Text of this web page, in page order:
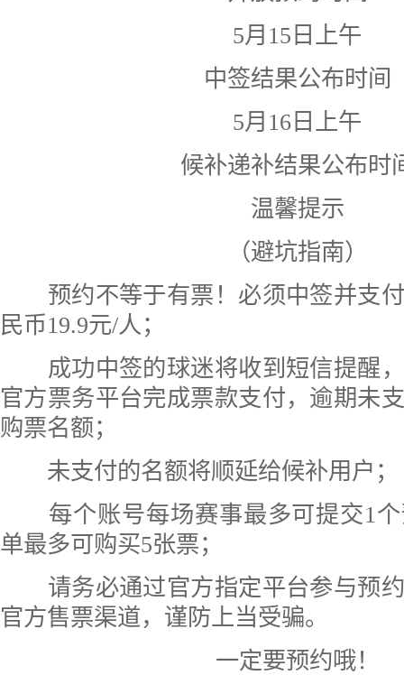
5月15日上午
中签结果公布时间
5月16日上午
候补递补结果公布时
温馨提示
（避坑指南）
预约不等于有票！必须中签并支付
民币19.9元/人；
成功中签的球迷将收到短信提醒，
官方票务平台完成票款支付，逾期未
购票名额；
未支付的名额将顺延给候补用户；
每个账号每场赛事最多可提交1个
单最多可购买5张票；
请务必通过官方指定平台参与预约
官方售票渠道，谨防上当受骗。
一定要预约哦！